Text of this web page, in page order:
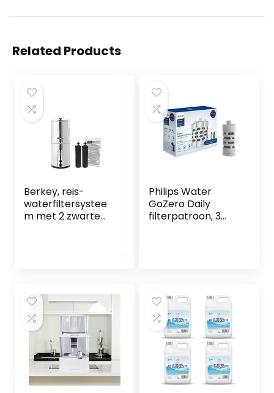
Related Products
Berkey, reis-
waterfiltersystee
m met 2 zwarte
Philips Water
GoZero Daily
filterpatroon, 3